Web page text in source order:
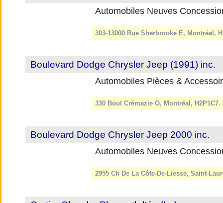
Automobiles Neuves
303-13000 Rue Sherbrooke E, Montréal,
Boulevard Dodge Chrysler Jeep (1991) inc.
Automobiles Pièces &
330 Boul Crémazie O, Montréal, H2P1C7.
Boulevard Dodge Chrysler Jeep 2000 inc.
Automobiles Neuves
2955 Ch De La Côte-De-Liesse, Saint-